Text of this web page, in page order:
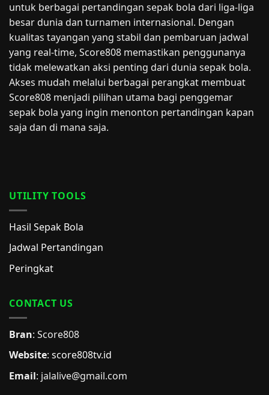
untuk berbagai pertandingan sepak bola dari liga-liga
besar dunia dan turnamen internasional. Dengan
kualitas tayangan yang stabil dan pembaruan jadwal
yang real-time, Score808 memastikan penggunanya
tidak melewatkan aksi penting dari dunia sepak bola.
Akses mudah melalui berbagai perangkat membuat
Score808 menjadi pilihan utama bagi penggemar
sepak bola yang ingin menonton pertandingan kapan
saja dan di mana saja.
UTILITY TOOLS
Hasil Sepak Bola
Jadwal Pertandingan
Peringkat
CONTACT US
Bran: Score808
Website: score808tv.id
Email: jalalive@gmail.com